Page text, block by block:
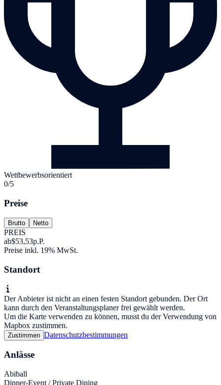
Wettbewerbsorientiert
0/5
Preise
Brutto Netto
PREIS
ab$53,53p.P.
Preise inkl. 19% MwSt.
Standort
Der Anbieter ist nicht an einen festen Standort gebunden. Der Ort
kann durch den Veranstaltungsplaner frei gewählt werden.
Um die Karte verwenden zu können, musst du der Verwendung von
Mapbox zustimmen.
Zustimmen Datenschutzbestimmungen
Anlässe
Abiball
Dinner-Event / Private Dining